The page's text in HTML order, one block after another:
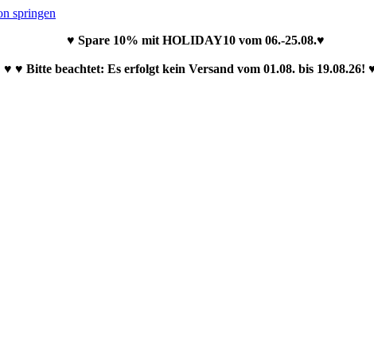
springen
♥ Spare 10% mit HOLIDAY10 vom 06.-25.08.♥
♥ ♥ Bitte beachtet: Es erfolgt kein Versand vom 01.08. bis 19.08.26!